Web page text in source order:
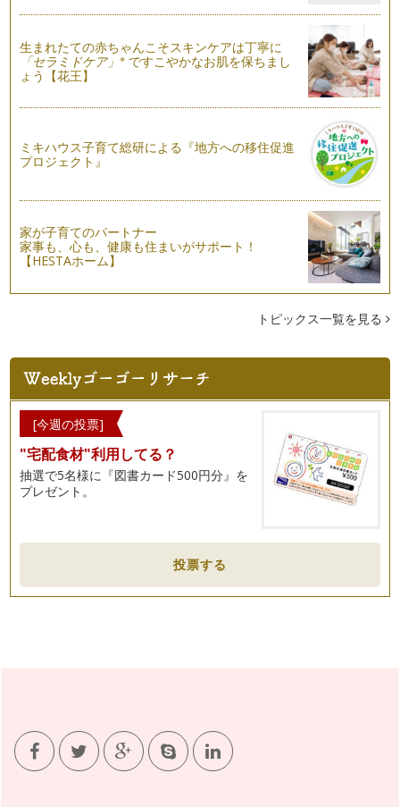
そろそろ、4月からの新しい環境に慣れようとする疲れやスト
レスが出始める頃ですね。ゴールデン…
こどもの日の色彩とその由来
五月五日は端午の節句。子どもの日ですね。五月人形や鯉のぼ
りを飾られるお家も多いのではないで…
自分に似合うファッションデザインの見つけ方-デコルテ編-
4月に入って、コートを脱いで軽やかなファッションを纏う季
陽射しに暖かさと春の気配を感じられる天候になりましたが、
まだまだ寒の戻りもあり、寒さも感じ…
二月も半ばとなり、そろそろ、ご卒園、ご卒業の季節となりま
すね。ご卒園・ご卒業をされるお子様…
節分の色彩
早くも2012年1月が終わり、2月ですね。今年の目標に掲げた
こと、継続していますか?実は、…
ダイエットに効く色彩
本年も、楽しみながら日々の暮らしに取り入れられる色彩活用
2012年春夏ファッションの流行色!
2011年も、あと少し。パーテイーシーズンも、まだまだ続い
ていますが、今年は何色の洋服を着…
きましたね。皆様のお家でも、そろそ…
子供の成長に感謝を込めて・・・七五三の色彩
生まれたての赤ちゃんこそスキンケアは丁寧に
「セラミドケア」※ ですこやかなお肌を保ちまし
ょう【花王】
ミキハウス子育て総研による『地方への移住促進
プロジェクト』
家が子育てのパートナー
家事も、心も、健康も住まいがサポート！
【HESTAホーム】
トピックス一覧を見る
[今週の投票]
"宅配食材"利用してる？
抽選で5名様に『図書カード500円分』を
プレゼント。
投票する